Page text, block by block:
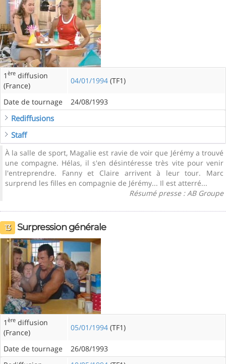
1 ère diffusion
(France)
04/01/1994 (TF1)
Date de tournage 24/08/1993
Rediffusions
Staff
À la salle de sport, Magalie est ravie de voir que Jérémy a trouvé
une compagne. Hélas, il s'en désintéresse très vite pour venir
l'entreprendre. Fanny et Claire arrivent à leur tour. Marc
surprend les filles en compagnie de Jérémy... Il est atterré...
Résumé presse : AB Groupe
13 Surpression générale
1 ère diffusion
(France)
05/01/1994 (TF1)
Date de tournage
26/08/1993